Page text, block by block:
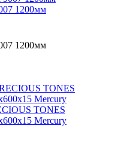
1200мм
1200мм
TONES
Mercury